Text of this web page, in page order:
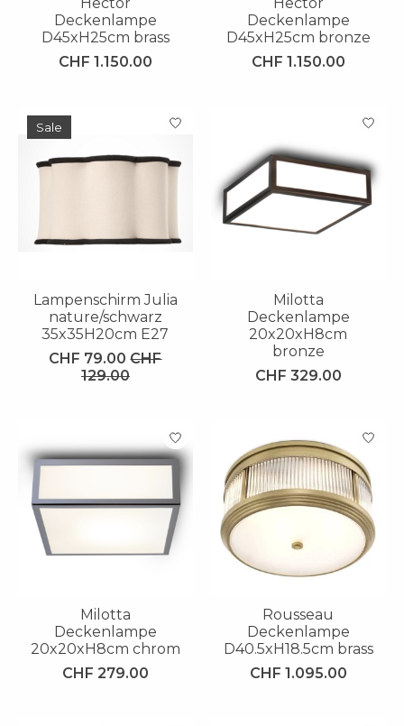
Deckenlampe
D45xH25cm brass
CHF 1.150.00
Deckenlampe
D45xH25cm bronze
CHF 1.150.00
Sale
Lampenschirm Julia
nature/schwarz
35x35H20cm E27
CHF 79.00CHF
129.00
Milotta
Deckenlampe
20x20xH8cm
bronze
CHF 329.00
Milotta
Deckenlampe
20x20xH8cm chrom
CHF 279.00
Rousseau
Deckenlampe
D40.5xH18.5cm brass
CHF 1.095.00